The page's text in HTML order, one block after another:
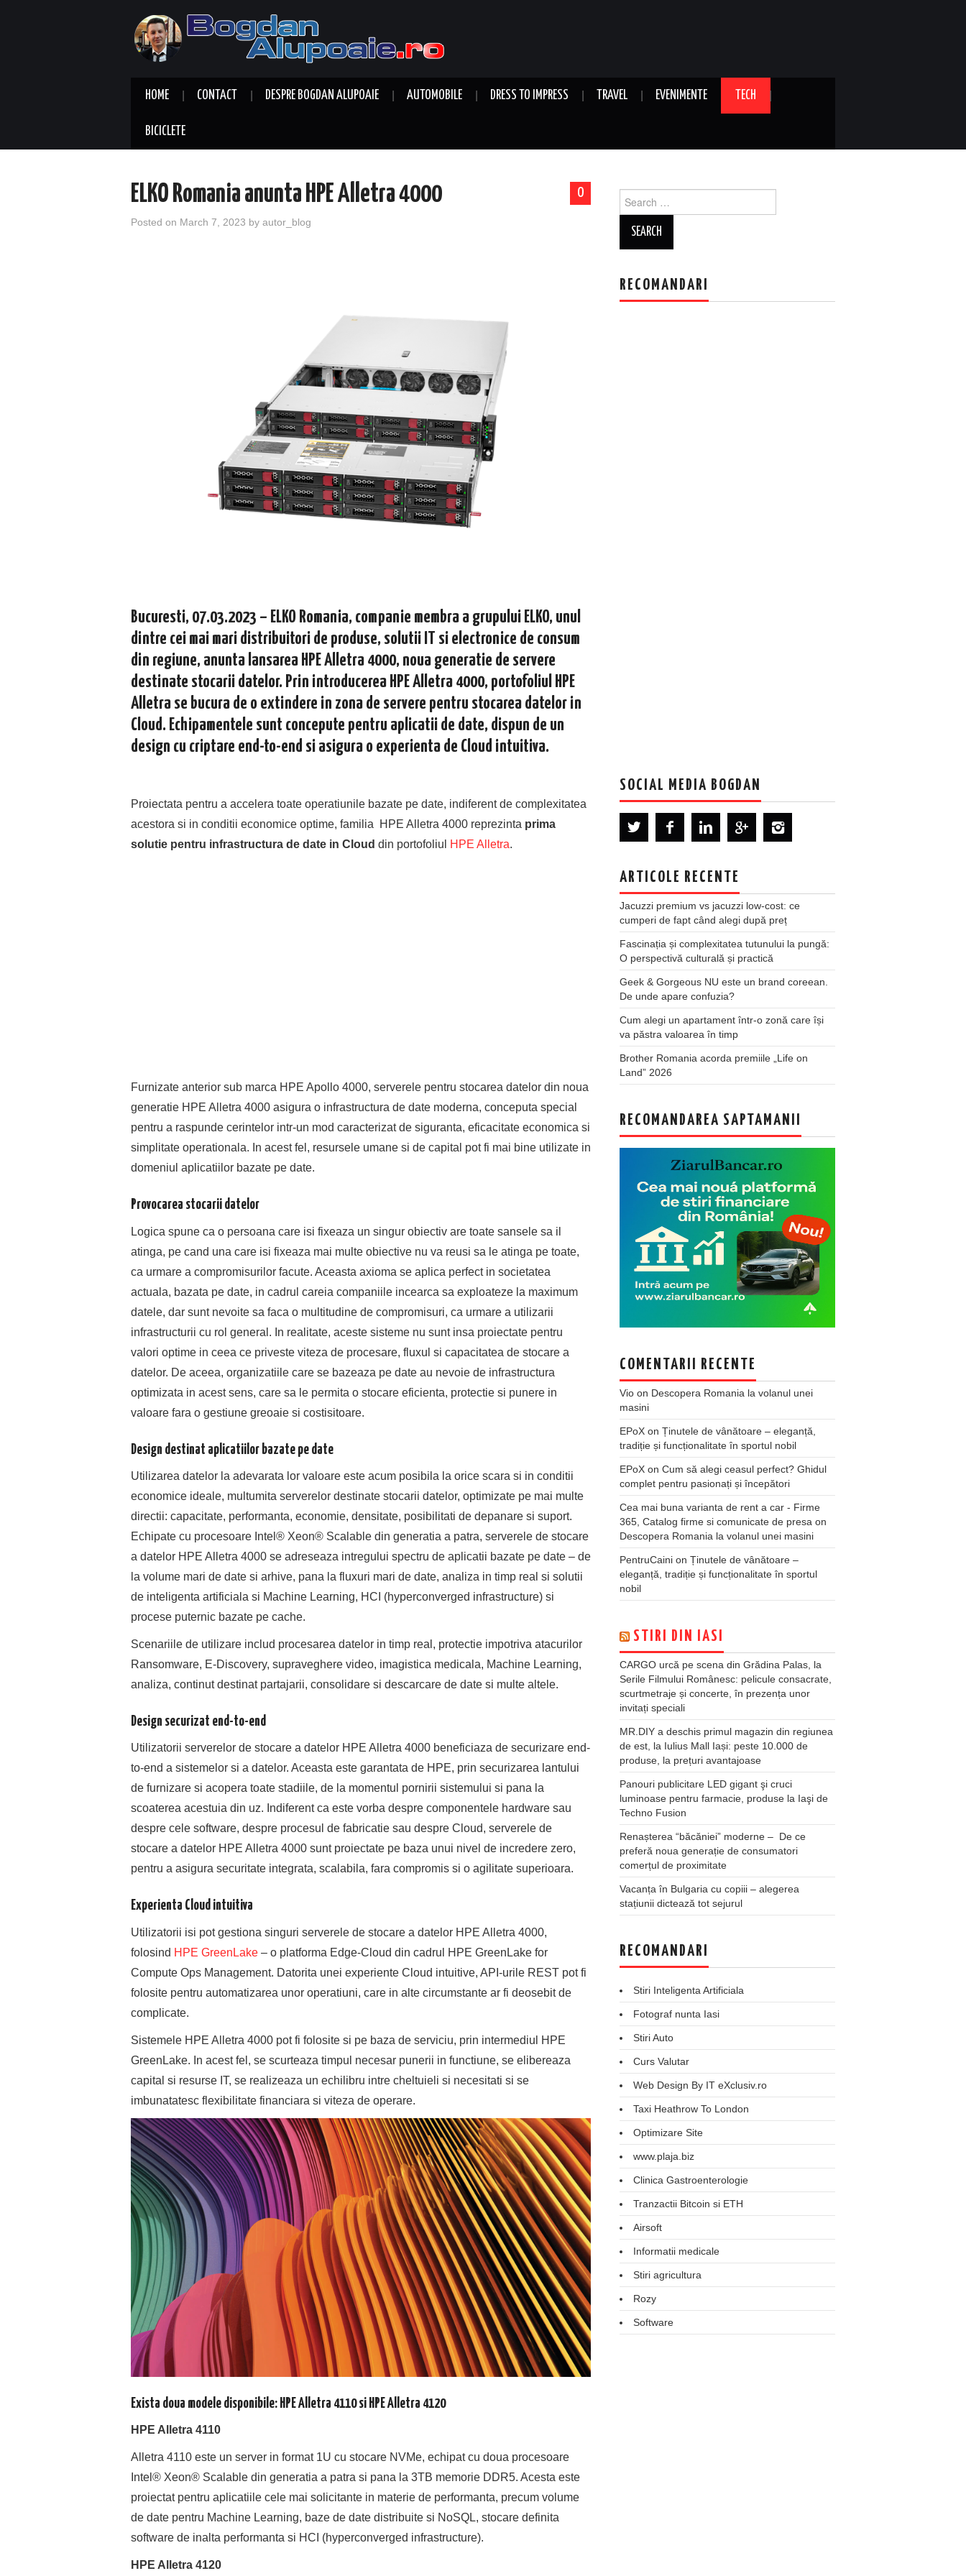
HOME CONTACT DESPRE BOGDAN ALUPOAIE AUTOMOBILE DRESS TO IMPRESS TRAVEL EVENIMENTE TECH
BICICLETE
0
ELKO Romania anunta HPE Alletra 4000
Posted on March 7, 2023 by autor_blog
Bucuresti, 07.03.2023 – ELKO Romania, companie membra a grupului ELKO, unul
dintre cei mai mari distribuitori de produse, solutii IT si electronice de consum
din regiune, anunta lansarea HPE Alletra 4000, noua generatie de servere
destinate stocarii datelor. Prin introducerea HPE Alletra 4000, portofoliul HPE
Alletra se bucura de o extindere in zona de servere pentru stocarea datelor in
Cloud. Echipamentele sunt concepute pentru aplicatii de date, dispun de un
design cu criptare end-to-end si asigura o experienta de Cloud intuitiva.
Proiectata pentru a accelera toate operatiunile bazate pe date, indiferent de complexitatea
acestora si in conditii economice optime, familia HPE Alletra 4000 reprezinta prima
solutie pentru infrastructura de date in Cloud din portofoliul HPE Alletra.
Furnizate anterior sub marca HPE Apollo 4000, serverele pentru stocarea datelor din noua
generatie HPE Alletra 4000 asigura o infrastructura de date moderna, conceputa special
pentru a raspunde cerintelor intr-un mod caracterizat de siguranta, eficacitate economica si
simplitate operationala. In acest fel, resursele umane si de capital pot fi mai bine utilizate in
domeniul aplicatiilor bazate pe date.
Provocarea stocarii datelor
Logica spune ca o persoana care isi fixeaza un singur obiectiv are toate sansele sa il
atinga, pe cand una care isi fixeaza mai multe obiective nu va reusi sa le atinga pe toate,
ca urmare a compromisurilor facute. Aceasta axioma se aplica perfect in societatea
actuala, bazata pe date, in cadrul careia companiile incearca sa exploateze la maximum
datele, dar sunt nevoite sa faca o multitudine de compromisuri, ca urmare a utilizarii
infrastructurii cu rol general. In realitate, aceste sisteme nu sunt insa proiectate pentru
valori optime in ceea ce priveste viteza de procesare, fluxul si capacitatea de stocare a
datelor. De aceea, organizatiile care se bazeaza pe date au nevoie de infrastructura
optimizata in acest sens, care sa le permita o stocare eficienta, protectie si punere in
valoare fara o gestiune greoaie si costisitoare.
Design destinat aplicatiilor bazate pe date
Utilizarea datelor la adevarata lor valoare este acum posibila la orice scara si in conditii
economice ideale, multumita serverelor destinate stocarii datelor, optimizate pe mai multe
directii: capacitate, performanta, economie, densitate, posibilitati de depanare si suport.
Echipate cu procesoare Intel® Xeon® Scalable din generatia a patra, serverele de stocare
a datelor HPE Alletra 4000 se adreseaza intregului spectru de aplicatii bazate pe date – de
la volume mari de date si arhive, pana la fluxuri mari de date, analiza in timp real si solutii
de inteligenta artificiala si Machine Learning, HCI (hyperconverged infrastructure) si
procese puternic bazate pe cache.
Scenariile de utilizare includ procesarea datelor in timp real, protectie impotriva atacurilor
Ransomware, E-Discovery, supraveghere video, imagistica medicala, Machine Learning,
analiza, continut destinat partajarii, consolidare si descarcare de date si multe altele.
Design securizat end-to-end
Utilizatorii serverelor de stocare a datelor HPE Alletra 4000 beneficiaza de securizare end-
to-end a sistemelor si a datelor. Aceasta este garantata de HPE, prin securizarea lantului
de furnizare si acopera toate stadiile, de la momentul pornirii sistemului si pana la
scoaterea acestuia din uz. Indiferent ca este vorba despre componentele hardware sau
despre cele software, despre procesul de fabricatie sau despre Cloud, serverele de
stocare a datelor HPE Alletra 4000 sunt proiectate pe baza unui nivel de incredere zero,
pentru a asigura securitate integrata, scalabila, fara compromis si o agilitate superioara.
Experienta Cloud intuitiva
Utilizatorii isi pot gestiona singuri serverele de stocare a datelor HPE Alletra 4000,
folosind HPE GreenLake – o platforma Edge-Cloud din cadrul HPE GreenLake for
Compute Ops Management. Datorita unei experiente Cloud intuitive, API-urile REST pot fi
folosite pentru automatizarea unor operatiuni, care in alte circumstante ar fi deosebit de
complicate.
Sistemele HPE Alletra 4000 pot fi folosite si pe baza de serviciu, prin intermediul HPE
GreenLake. In acest fel, se scurteaza timpul necesar punerii in functiune, se elibereaza
capital si resurse IT, se realizeaza un echilibru intre cheltuieli si necesitati si se
imbunatatesc flexibilitate financiara si viteza de operare.
Exista doua modele disponibile: HPE Alletra 4110 si HPE Alletra 4120
HPE Alletra 4110
Alletra 4110 este un server in format 1U cu stocare NVMe, echipat cu doua procesoare
Intel® Xeon® Scalable din generatia a patra si pana la 3TB memorie DDR5. Acesta este
proiectat pentru aplicatiile cele mai solicitante in materie de performanta, precum volume
de date pentru Machine Learning, baze de date distribuite si NoSQL, stocare definita
software de inalta performanta si HCI (hyperconverged infrastructure).
HPE Alletra 4120
for:
RECOMANDARI
SOCIAL MEDIA BOGDAN
ARTICOLE RECENTE
Jacuzzi premium vs jacuzzi low-cost: ce
cumperi de fapt când alegi după preț
Fascinația și complexitatea tutunului la pungă:
O perspectivă culturală și practică
Geek & Gorgeous NU este un brand coreean.
De unde apare confuzia?
Cum alegi un apartament într-o zonă care își
va păstra valoarea în timp
Brother Romania acorda premiile „Life on
Land” 2026
RECOMANDAREA SAPTAMANII
COMENTARII RECENTE
Vio on Descopera Romania la volanul unei
masini
EPoX on Ținutele de vânătoare – eleganță,
tradiție și funcționalitate în sportul nobil
EPoX on Cum să alegi ceasul perfect? Ghidul
complet pentru pasionați și începători
Cea mai buna varianta de rent a car - Firme
365, Catalog firme si comunicate de presa on
Descopera Romania la volanul unei masini
PentruCaini on Ținutele de vânătoare –
eleganță, tradiție și funcționalitate în sportul
nobil
STIRI DIN IASI
CARGO urcă pe scena din Grădina Palas, la
Serile Filmului Românesc: pelicule consacrate,
scurtmetraje și concerte, în prezența unor
invitați speciali
MR.DIY a deschis primul magazin din regiunea
de est, la Iulius Mall Iași: peste 10.000 de
produse, la prețuri avantajoase
Panouri publicitare LED gigant şi cruci
luminoase pentru farmacie, produse la Iaşi de
Techno Fusion
Renașterea “băcăniei” moderne – De ce
preferă noua generație de consumatori
comerțul de proximitate
Vacanța în Bulgaria cu copiii – alegerea
stațiunii dictează tot sejurul
RECOMANDARI
Stiri Inteligenta Artificiala
Fotograf nunta Iasi
Stiri Auto
Curs Valutar
Web Design By IT eXclusiv.ro
Taxi Heathrow To London
Optimizare Site
www.plaja.biz
Clinica Gastroenterologie
Tranzactii Bitcoin si ETH
Airsoft
Informatii medicale
Stiri agricultura
Rozy
Software